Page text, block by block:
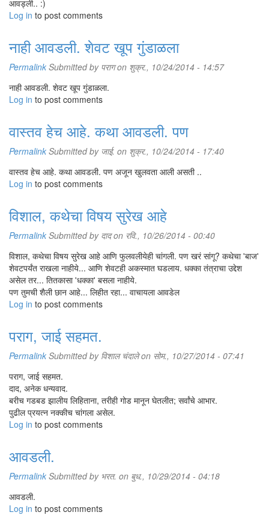
लागली. तो आता चांगलाच वैतागला होता. कारण उधारी वसूल होत नव्हती
आणि अशातच एके दिवशी सकाळी सकाळी दोन शिपाई आणि एक हवालदार भरून
विचारलं. एका पोरानं ते आपलं कर्तव्य मानून चोख काम केलं आणि सगळ्यांना
हातातली फायबरची काठी गोल फिरवत त्याच प्रमुख हवालदाराने विचारलं,
"अ…… व्हो." बबन्या अडखळत कसं तरी बोलला.
"तुला त्या डुप्लिकेट नोटा कोणी देलत्या म्हणला?" हवालदाराच्या आवाजात जरब
"टेलरनं. रम्या नावंय त्याचं." बबन्या परत अडखळत बोलला.
"चल! घर दाखव त्याचं." अस म्हणून त्यांनी बबन्याला दुकानाच्या बाहेर काढला.
"बायला! काहीच मेळ लागंना झालाय. कुटनं आल्या एवढ्या नोटा ते चार
आल्यावर त्याला उद्देशून हवालदार बोलला.
लोकांमध्ये कुजबूज चालूच होती. कोण म्हणत होतं, "आता बबन्याला पकडून
पोलिसांनाच विचारण्याचं धाडस करत होते.
पोलीस बबन्याला घेऊन रम्याच्या घराकडे निघाले तसं काही मानसं, पोराटोरांची
घर जवळ आलं. हवालदाराने बबन्याला दार वाजवण्याची खूण केली, त्याप्रमाणे
दार रम्यानंच उघडलं. रम्या दिसल्या दिसल्या बबन्याने नाव उच्चारण्याच्या आधीच
"डुप्लिकेट नोटा छापतो व्हय रे?" असं म्हणून एक कानाखाली ठेऊन दिली आणि मग
"कोणच्या नोटा सायेब, कसली मशीन?"
"सायेब त्या नोटा म्या येटीएममदनं काडल्या व्हत्या."
"खरं सांग इथंच सगळं, स्टेशनला गेल्यावर लई महाग पडंल." गचांडी धरून
"खरंच सांगतूय वो, म्या न्हाई छापल्या."
"मला काय म्हाईत. "
"काठीकवडे याला घेऊन चला आपल्या सोबत, हा असा न्हाई ऐकायचा." असं म्हणून
मुसक्या बांधल्या होत्या अन् त्याला पुढं पुढं ढकलत नेत होते. बबन्या मोकळाच होता.
पोलिसांची जीप आल्यामार्गाने धुरळा उडवत परत गेली. फक्त दोन लोकं जास्त घेऊन
रम्या पेशाने टेलर पण गुंड प्रवृत्तीचा होता. गावातील भांडणात त्याचा सक्रीय
जाऊन आला होता. भावकीच्या भांडणात तो नेहमी पुढं असायचा. रम्याच्या
गुंड, घरफोडेही त्याला ओळखत. त्यामुळे गावातील लोक त्याच्याशी वैर नकोच
साहजिकच होतं.
आवड्ली.. :)
Log in to post comments
नाही आवडली. शेवट खूप गुंडाळला
Permalink Submitted by परागon शुक्र., 10/24/2014 - 14:57
नाही आवडली. शेवट खूप गुंडाळला.
Log in to post comments
वास्तव हेच आहे. कथा आवडली. पण
Permalink Submitted by जाई. on शुक्र., 10/24/2014 - 17:40
वास्तव हेच आहे. कथा आवडली. पण अजून खुलवता आली असती ..
Log in to post comments
विशाल, कथेचा विषय सुरेख आहे
Permalink Submitted by दादon रवि., 10/26/2014 - 00:40
विशाल, कथेचा विषय सुरेख आहे आणि फुलवलीयेही चांगली. पण खरं सांगू? कथेचा 'बाज'
शेवटपर्यंत राखला नाहीये... आणि शेवटही अकस्मात घडलाय. धक्का तंत्राचा उद्देश
असेल तर... तितकासा 'धक्का' बसला नाहीये.
पण तुमची शैली छान आहे... लिहीत रहा... वाचायला आवडेल
Log in to post comments
पराग, जाई सहमत.
Permalink Submitted by विशाल चंदालेon सोम., 10/27/2014 - 07:41
पराग, जाई सहमत.
दाद, अनेक धन्यवाद.
बरीच गडबड झालीय लिहिताना, तरीही गोड मानून घेतलीत; सर्वांचे आभार.
पुढील प्रयत्न नक्कीच चांगला असेल.
Log in to post comments
आवडली.
Permalink Submitted by भरत. on बुध., 10/29/2014 - 04:18
आवडली.
Log in to post comments